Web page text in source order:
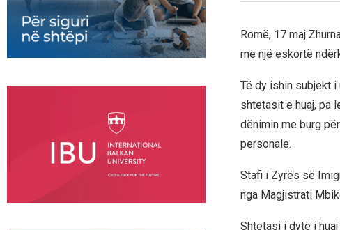
Romë, 17 maj
me një eskortë
Të dy ishin subjekt
shtetasit e huaj, pa
dënimin me burg
personale.
Stafi i Zyrës së
nga Magjistrati
Shtetasi i dytë i